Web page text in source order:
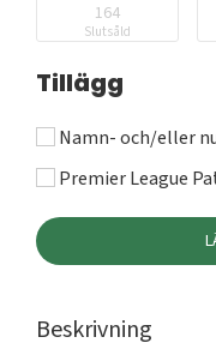
164
Slutsåld
Tillägg
Namn- och/eller
Premier League
Beskrivning